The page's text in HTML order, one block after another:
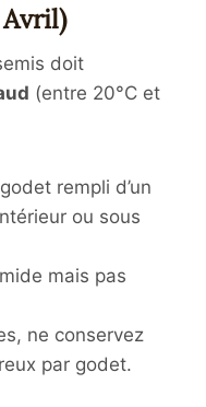
Avril)
doit
(entre 20°C et
rempli d’un
ou sous
mais pas
ne conservez
par godet.